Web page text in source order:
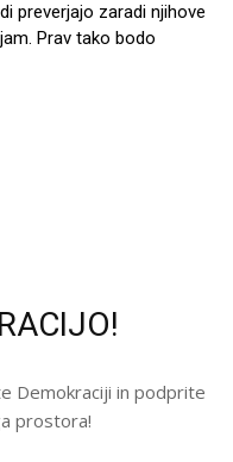
preverjajo zaradi njihove
Prav tako bodo
Demokraciji in podprite
prostora!